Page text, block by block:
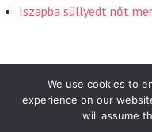
Iszapba süllyedt nőt
We use cookies to
experience on our
will assume